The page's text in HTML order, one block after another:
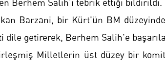
Barzani, bir Kürt'ün BM
dile getirerek, Berhem Salih'e
Milletlerin üst düzey bir